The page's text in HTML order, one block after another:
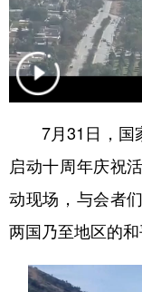
食品
学术中国
城市
彩票
公益
文化产业
地方频道
7月31日，国
启动十周年庆祝
动现场，与会者
两国乃至地区的和